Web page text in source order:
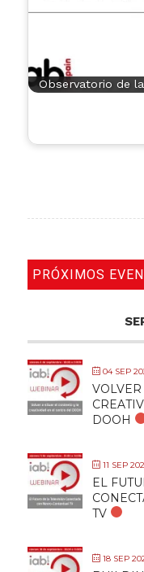
Observatorio de
PRÓXIMOS
04 SEP
DOOH
11 SEP
EL
TV
18 SEP